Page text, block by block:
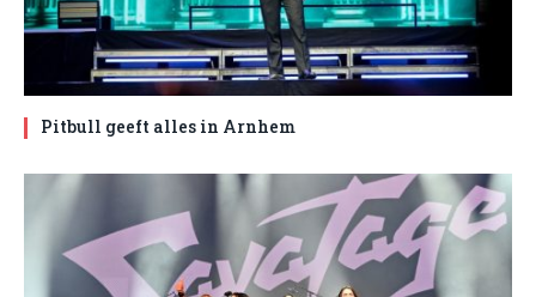
Pitbull geeft alles in Arnhem